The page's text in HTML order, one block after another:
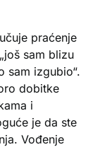
praćenje
sam blizu
sam izgubio“.
dobitke
i
je da ste
Vođenje